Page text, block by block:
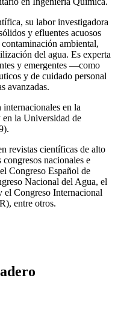
su labor investigadora
y efluentes acuosos
ambiental,
del agua. Es experta
y emergentes —como
y de cuidado personal
avanzadas.
en la
la Universidad de
revistas científicas de alto
nacionales e
Congreso Español de
Nacional del Agua, el
Congreso Internacional
entre otros.